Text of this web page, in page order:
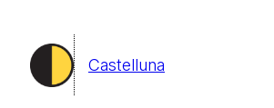
contenu
Castelluna